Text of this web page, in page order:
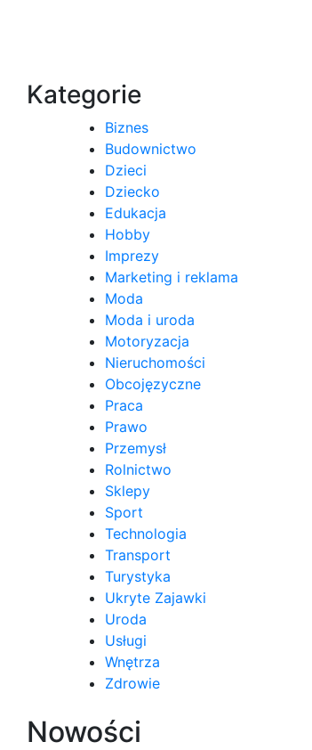
Kategorie
Biznes
Budownictwo
Dzieci
Dziecko
Edukacja
Hobby
Imprezy
Marketing i reklama
Moda
Moda i uroda
Motoryzacja
Nieruchomości
Obcojęzyczne
Praca
Prawo
Przemysł
Rolnictwo
Sklepy
Sport
Technologia
Transport
Turystyka
Ukryte Zajawki
Uroda
Usługi
Wnętrza
Zdrowie
Nowości